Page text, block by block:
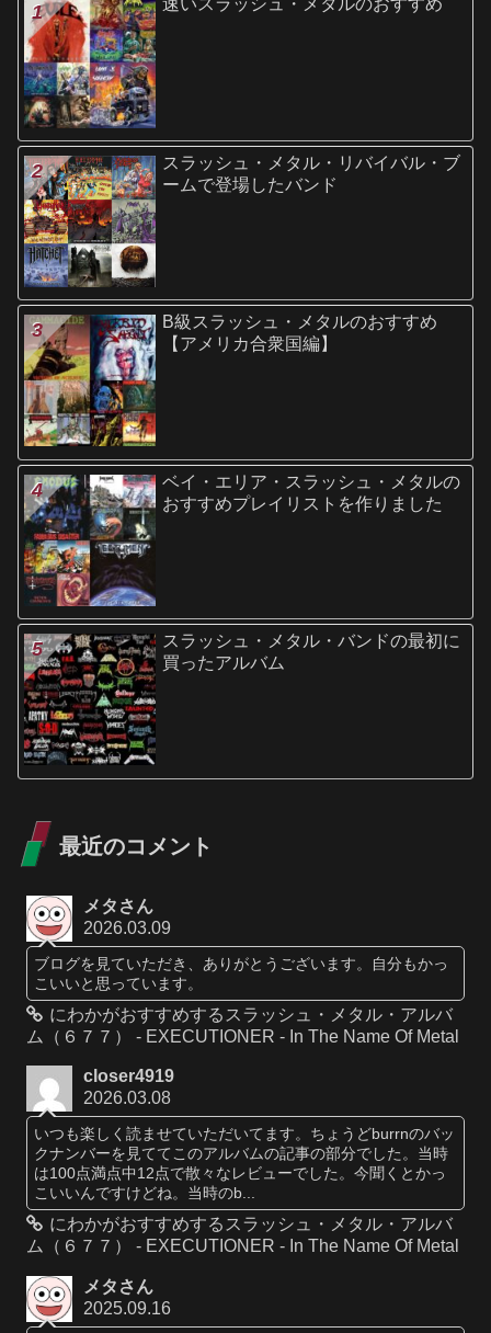
スラッシュ・メタル・リバイバル・ブ
ームで登場したバンド
B級スラッシュ・メタルのおすすめ
【アメリカ合衆国編】
ベイ・エリア・スラッシュ・メタルの
おすすめプレイリストを作りました
スラッシュ・メタル・バンドの最初に
買ったアルバム
最近のコメント
メタさん
2026.03.09
ブログを見ていただき、ありがとうございます。自分もかっ
こいいと思っています。
にわかがおすすめするスラッシュ・メタル・アルバ
ム（６７７） - EXECUTIONER - In The Name Of Metal
closer4919
2026.03.08
いつも楽しく読ませていただいてます。ちょうどburrnのバッ
クナンバーを見ててこのアルバムの記事の部分でした。当時
は100点満点中12点で散々なレビューでした。今聞くとかっ
こいいんですけどね。当時のb...
にわかがおすすめするスラッシュ・メタル・アルバ
ム（６７７） - EXECUTIONER - In The Name Of Metal
メタさん
2025.09.16